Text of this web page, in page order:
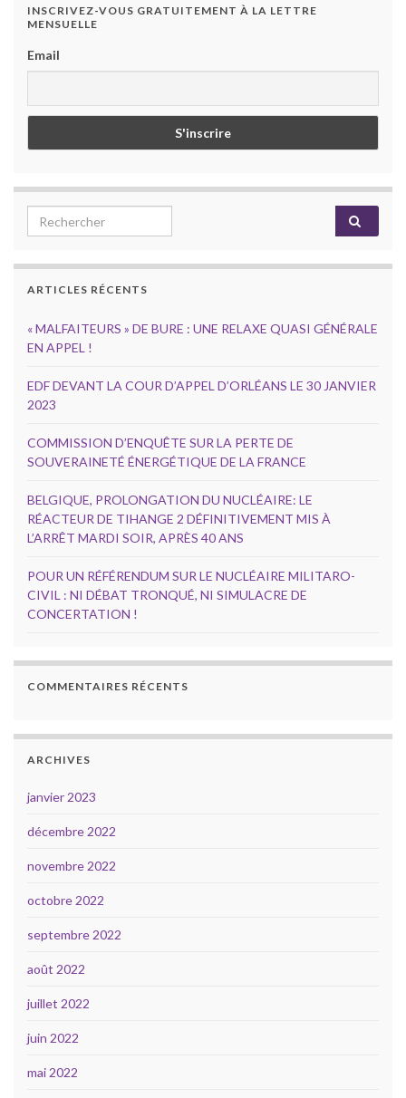
INSCRIVEZ-VOUS GRATUITEMENT À LA LETTRE
MENSUELLE
Email
Search for:
ARTICLES RÉCENTS
« MALFAITEURS » DE BURE : UNE RELAXE QUASI GÉNÉRALE
EN APPEL !
EDF DEVANT LA COUR D’APPEL D’ORLÉANS LE 30 JANVIER
2023
COMMISSION D’ENQUÊTE SUR LA PERTE DE
SOUVERAINETÉ ÉNERGÉTIQUE DE LA FRANCE
BELGIQUE, PROLONGATION DU NUCLÉAIRE: LE
RÉACTEUR DE TIHANGE 2 DÉFINITIVEMENT MIS À
L’ARRÊT MARDI SOIR, APRÈS 40 ANS
POUR UN RÉFÉRENDUM SUR LE NUCLÉAIRE MILITARO-
CIVIL : NI DÉBAT TRONQUÉ, NI SIMULACRE DE
CONCERTATION !
COMMENTAIRES RÉCENTS
ARCHIVES
janvier 2023
décembre 2022
novembre 2022
octobre 2022
septembre 2022
août 2022
juillet 2022
juin 2022
mai 2022